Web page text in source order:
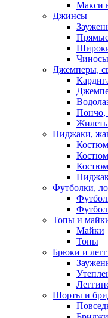
Макси
Джинсы
Джемперы,
Пончо,
Пиджаки,
Футболки,
Топы и
Майки
Топы
Брюки и
Шорты и